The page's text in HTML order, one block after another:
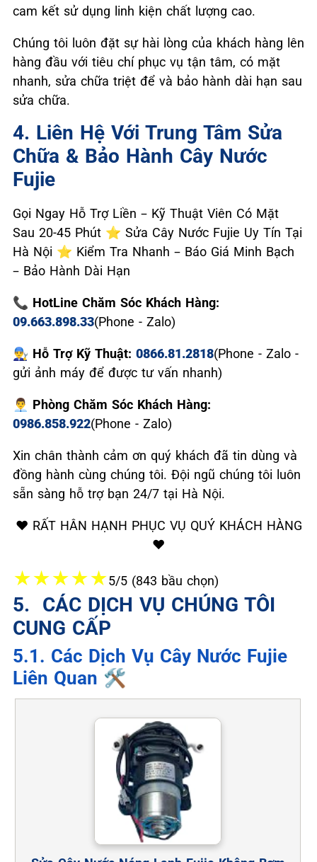
cam kết sử dụng linh kiện chất lượng cao.
Chúng tôi luôn đặt sự hài lòng của khách hàng lên
hàng đầu với tiêu chí phục vụ tận tâm, có mặt
nhanh, sửa chữa triệt để và bảo hành dài hạn sau
sửa chữa.
4. Liên Hệ Với Trung Tâm Sửa
Chữa & Bảo Hành Cây Nước
Fujie
Gọi Ngay Hỗ Trợ Liền – Kỹ Thuật Viên Có Mặt
Sau 20-45 Phút ⭐ Sửa Cây Nước Fujie Uy Tín Tại
Hà Nội ⭐ Kiểm Tra Nhanh – Báo Giá Minh Bạch
– Bảo Hành Dài Hạn
📞 HotLine Chăm Sóc Khách Hàng:
09.663.898.33(Phone - Zalo)
👨‍🔧 Hỗ Trợ Kỹ Thuật: 0866.81.2818(Phone - Zalo -
gửi ảnh máy để được tư vấn nhanh)
👨‍💼 Phòng Chăm Sóc Khách Hàng:
0986.858.922(Phone - Zalo)
Xin chân thành cảm ơn quý khách đã tin dùng và
đồng hành cùng chúng tôi. Đội ngũ chúng tôi luôn
sẵn sàng hỗ trợ bạn 24/7 tại Hà Nội.
❤️ RẤT HÂN HẠNH PHỤC VỤ QUÝ KHÁCH HÀNG
❤️
★★★★★5/5 (843 bầu chọn)
5. ️ CÁC DỊCH VỤ CHÚNG TÔI
CUNG CẤP
5.1. Các Dịch Vụ Cây Nước Fujie
Liên Quan 🛠️